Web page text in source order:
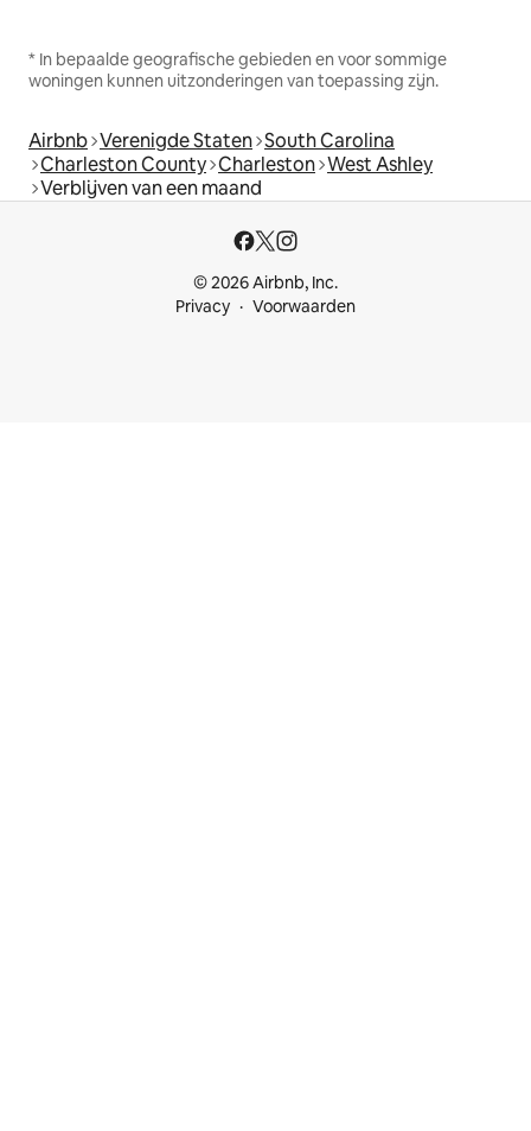
* In bepaalde geografische gebieden en voor sommige
woningen kunnen uitzonderingen van toepassing zijn.
Airbnb Verenigde Staten South Carolina
Charleston County Charleston West Ashley
Verblijven van een maand
© 2026 Airbnb, Inc.
Privacy
Voorwaarden